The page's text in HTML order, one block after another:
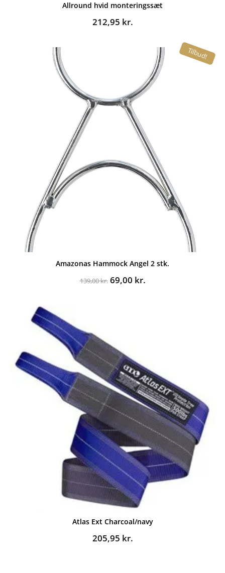
Allround hvid monteringssæt
212,95 kr.
Tilbud!
Amazonas Hammock Angel 2 stk.
139,00kr. Den
69,00 kr.Den
Atlas Ext Charcoal/navy
205,95 kr.